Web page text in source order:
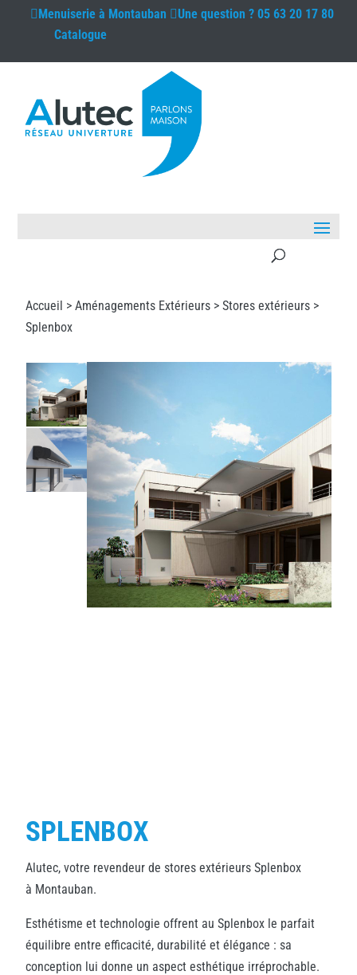
Menuiserie à Montauban Une question ?05 63 20 17 80
Catalogue
Accueil > Aménagements Extérieurs > Stores extérieurs >
Splenbox
SPLENBOX
Alutec, votre revendeur de stores extérieurs Splenbox
à Montauban.
Esthétisme et technologie offrent au Splenbox le parfait
équilibre entre efficacité, durabilité et élégance : sa
conception lui donne un aspect esthétique irréprochable.